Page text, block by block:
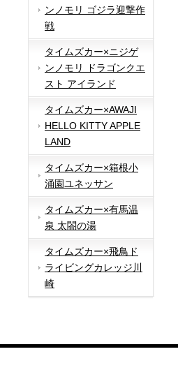
ンノモリ ゴジラ迎撃作
戦
タイムズカー×ニジゲ
ンノモリ ドラゴンクエ
スト アイランド
タイムズカー×AWAJI
HELLO KITTY APPLE
LAND
タイムズカー×箱根小
涌園ユネッサン
タイムズカー×有馬温
泉 太閤の湯
タイムズカー×飛鳥ド
ライビングカレッジ川
崎